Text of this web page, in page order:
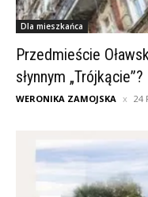
Dla mieszkańca
Przedmieście
słynnym „Trójkącie”?
WERONIKA ZAMOJSKA 24